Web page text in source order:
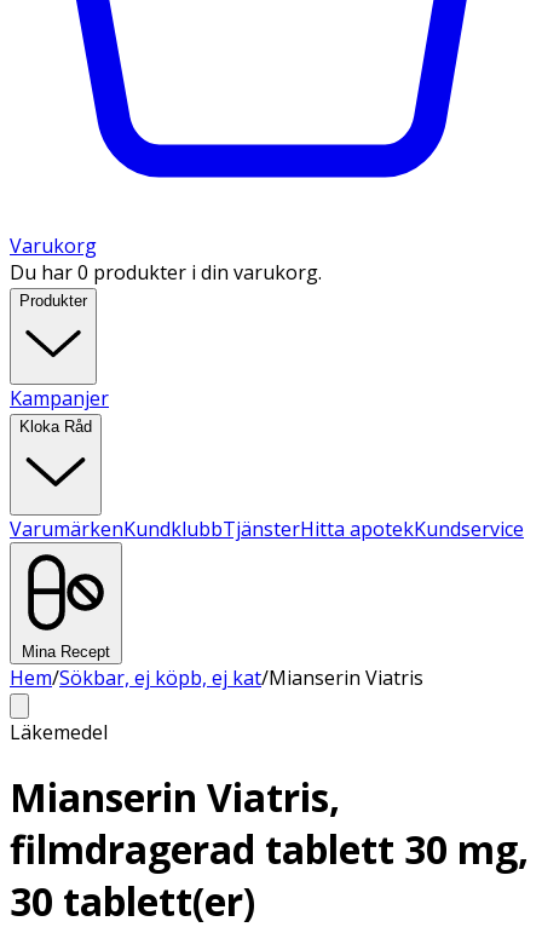
Varukorg
Du har 0 produkter i din varukorg.
Produkter
Kampanjer
Kloka Råd
VarumärkenKundklubbTjänsterHitta apotekKundservice
Mina Recept
Hem/Sökbar, ej köpb, ej kat/Mianserin Viatris
Läkemedel
Mianserin Viatris,
filmdragerad tablett 30 mg,
30 tablett(er)